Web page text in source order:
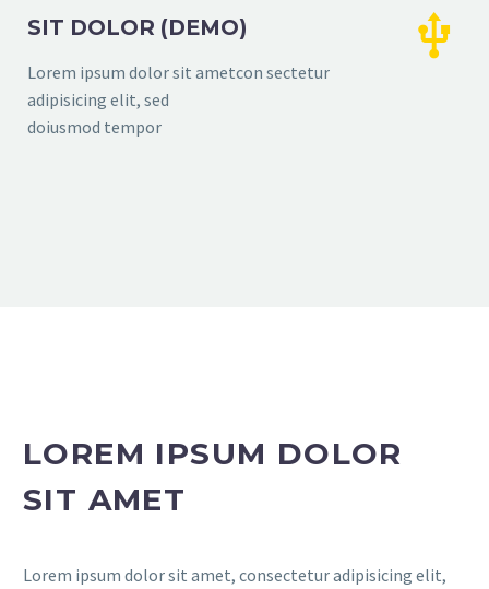
SIT DOLOR (DEMO)
Lorem ipsum dolor sit ametcon sectetur
adipisicing elit, sed
doiusmod tempor


LOREM IPSUM DOLOR
SIT AMET
Lorem ipsum dolor sit amet, consectetur adipisicing elit,